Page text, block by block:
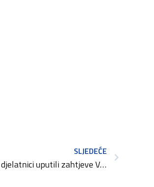
SLJEDEĆE
Ugostitelji i turistički djelatnici uputili zahtjeve Vladi